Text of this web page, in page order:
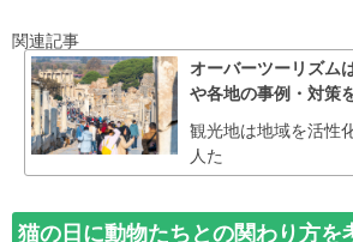
関連記事
オーバーツーリズム
や各地の事例・対策
観光地は地域を活性
人た
猫の日に動物たちとの関わり方を